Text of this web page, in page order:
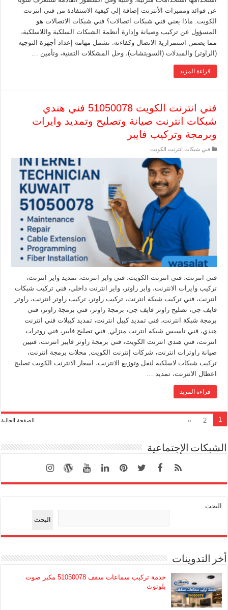
عن فوائد ومميزات الأنترنت إضافة إلى كيفية الاستفادة من فني انترنت
الكويت. ماذا يعني فني شبكات اتصالات؟ فني شبكات الاتصالات هو
المسؤول عن تركيب وصيانة وإدارة أنظمة الشبكات السلكية واللاسلكية،
مما يضمن استمرارية الاتصال وكفاءته. تشمل مهامه إعداد أجهزة التوجيه
(الراوتر) والمبدلات (السويتشات)، وحل المشكلات التقنية، وتأمين …
قراءة المزيد
فني انترنت الكويت 51050078 فني هندي
شبكات انترنت صيانة وتصليح وتمديد وايرات
وبرمجة وتركيب فايبر
فني شبكات انترنت الكويت
فني انترنت، فني انترنت الكويت، فني واير انترنت، تمديد واير انترنت،
تركيب وايرات الانترنت، واير راوتر، واير انترنت داخلي، فني تركيب شبكات
انترنت، فني تركيب شبكة انترنت، تركيب راوتر، تركيب راوتر انترنت، راوتر
فايف جي، تصليح راوتر فايف جي، برمجة راوتر، فني برمجة راوتر، فني
برمجة شبكة انترنت، فني تمديد كيبل انترنت، تمديد كيبلات فني انترنت
هندي، فني تاسيس شبكة انترنت منزلي, فني تصليح فايبر، فني روترات
انترنت، فني هندي انترنت الكويت، فني برمجة راوتر فايبر انترنت، فنيين
صيانة راوترات انترنت، شركات إنترنت الكويت, محلات برمجة انترنت،
تركيب شبكات لاسلكية لنقل وتوزيع الانترنت، اسعار الانترنت الكويت تصليح
اعطال الانترنت، تمديد …
قراءة المزيد
الصفحة الحالية 1
2
»
الشبكات الإجتماعية
البحث
البحث
أخر التدوينات
خدمة تركيب سماعات سقف 51050078 مكبر صوت
بلوتوث